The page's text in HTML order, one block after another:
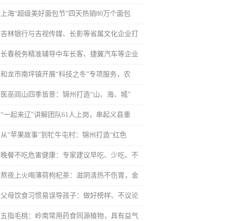
上海“超级美好面包节”四天热销80万个面包
吉林银行与吉视传媒、长影等省属文化企业打
长春税务精准辅导中车长客、捷翼汽车等企业
和龙市南坪镇开展“科技之冬”专项服务，农
医巫闾山四季皆景：锦州打造“山、海、城”
“一起来辽”讲解团队61人上岗，串起义县重
从“苹果故事”到牤牛屯村：锦州打造“红色
晚餐不吃危害健康：专家建议早吃、少吃、不
熬夜上火喝薄荷枸杞茶：滋阴清热不伤胃，金
父母饮食习惯易误导孩子：做好榜样、不议论
五指毛桃：岭南常用药食同源植物，具有益气